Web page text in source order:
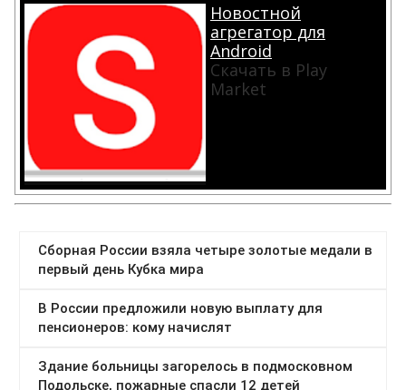
Новостной
агрегатор для
Android
Скачать в Play
Market